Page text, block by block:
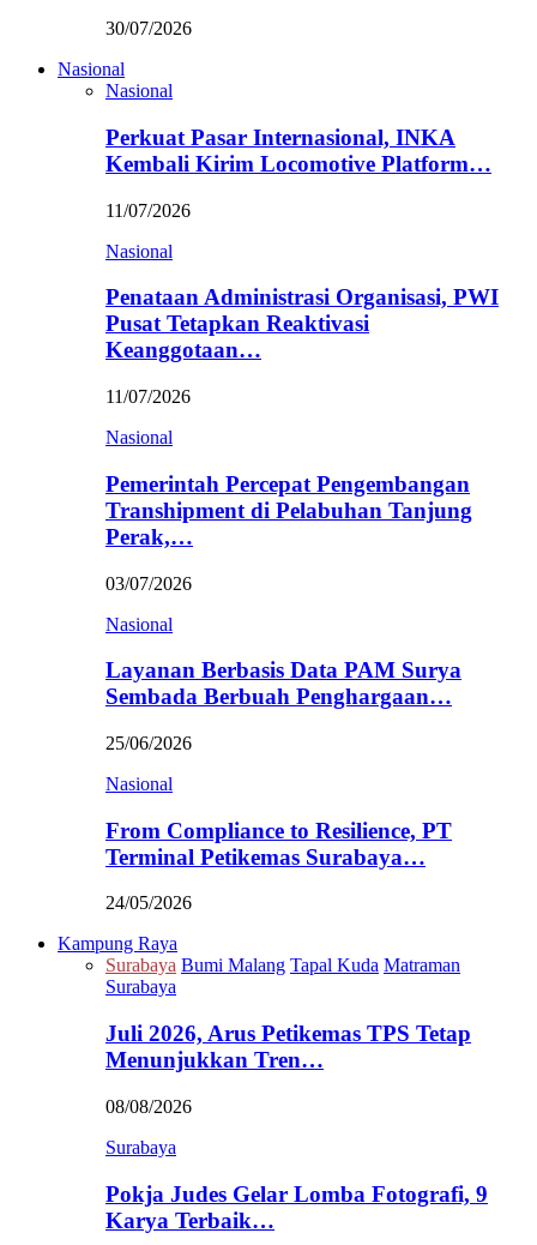
30/07/2026
Nasional
Nasional
Perkuat Pasar Internasional, INKA
Kembali Kirim Locomotive Platform…
11/07/2026
Nasional
Penataan Administrasi Organisasi, PWI
Pusat Tetapkan Reaktivasi
Keanggotaan…
11/07/2026
Nasional
Pemerintah Percepat Pengembangan
Transhipment di Pelabuhan Tanjung
Perak,…
03/07/2026
Nasional
Layanan Berbasis Data PAM Surya
Sembada Berbuah Penghargaan…
25/06/2026
Nasional
From Compliance to Resilience, PT
Terminal Petikemas Surabaya…
24/05/2026
Kampung Raya
Surabaya Bumi Malang Tapal Kuda Matraman
Surabaya
Juli 2026, Arus Petikemas TPS Tetap
Menunjukkan Tren…
08/08/2026
Surabaya
Pokja Judes Gelar Lomba Fotografi, 9
Karya Terbaik…